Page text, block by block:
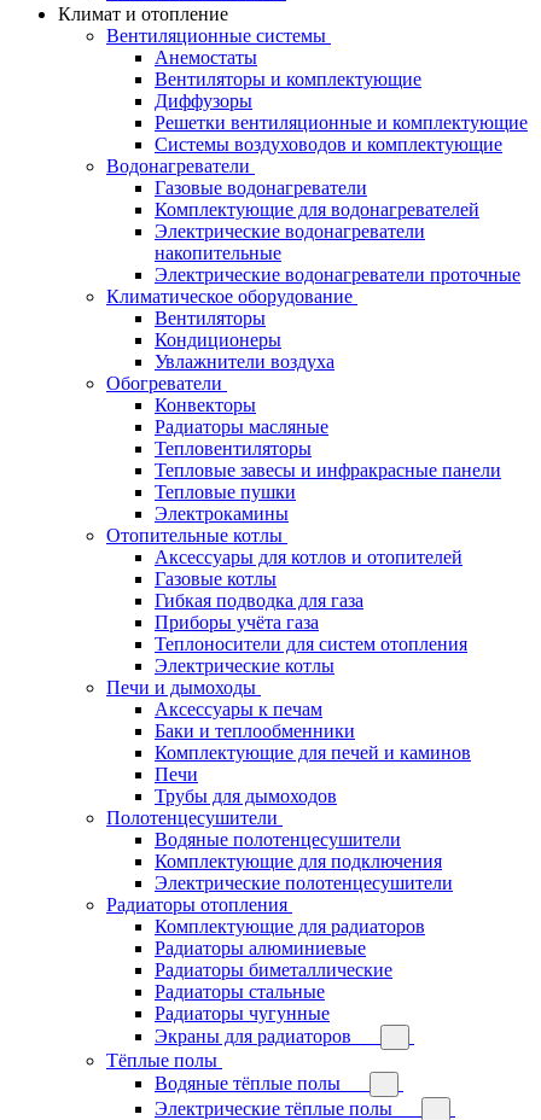
Климат и отопление
Вентиляционные системы
Анемостаты
Вентиляторы и комплектующие
Диффузоры
Решетки вентиляционные и комплектующие
Системы воздуховодов и комплектующие
Водонагреватели
Газовые водонагреватели
Комплектующие для водонагревателей
Электрические водонагреватели
накопительные
Электрические водонагреватели проточные
Климатическое оборудование
Вентиляторы
Кондиционеры
Увлажнители воздуха
Обогреватели
Конвекторы
Радиаторы масляные
Тепловентиляторы
Тепловые завесы и инфракрасные панели
Тепловые пушки
Электрокамины
Отопительные котлы
Аксессуары для котлов и отопителей
Газовые котлы
Гибкая подводка для газа
Приборы учёта газа
Теплоносители для систем отопления
Электрические котлы
Печи и дымоходы
Аксессуары к печам
Баки и теплообменники
Комплектующие для печей и каминов
Печи
Трубы для дымоходов
Полотенцесушители
Водяные полотенцесушители
Комплектующие для подключения
Электрические полотенцесушители
Радиаторы отопления
Комплектующие для радиаторов
Радиаторы алюминиевые
Радиаторы биметаллические
Радиаторы стальные
Радиаторы чугунные
Экраны для радиаторов
Тёплые полы
Водяные тёплые полы
Электрические тёплые полы